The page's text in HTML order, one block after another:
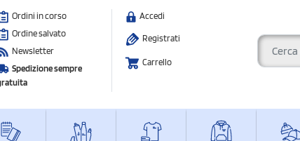
Ordini in corso
Ordine salvato
Newsletter
Spedizione sempre
Accedi
Registrati
Carrello